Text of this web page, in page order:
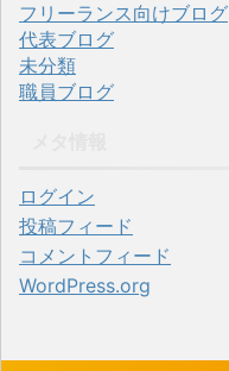
フリーランス向けブログ
代表ブログ
未分類
職員ブログ
ログイン
投稿フィード
コメントフィード
WordPress.org